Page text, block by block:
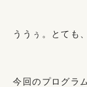
ううぅ。とても
今回のプログラ